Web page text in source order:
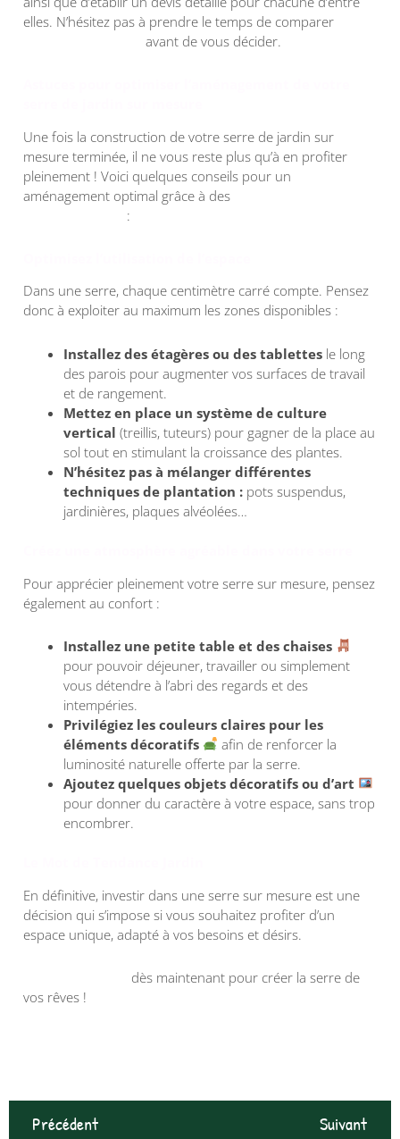
elles. N’hésitez pas à prendre le temps de comparer
avant de vous décider.
Une fois la construction de votre serre de jardin sur
mesure terminée, il ne vous reste plus qu’à en profiter
pleinement ! Voici quelques conseils pour un
aménagement optimal grâce à des
:
Dans une serre, chaque centimètre carré compte. Pensez
donc à exploiter au maximum les zones disponibles :
Installez des étagères ou des tablettes le long
des parois pour augmenter vos surfaces de travail
et de rangement.
Mettez en place un système de culture
vertical (treillis, tuteurs) pour gagner de la place au
sol tout en stimulant la croissance des plantes.
N’hésitez pas à mélanger différentes
techniques de plantation : pots suspendus,
jardinières, plaques alvéolées…
Pour apprécier pleinement votre serre sur mesure, pensez
également au confort :
Installez une petite table et des chaises
pour pouvoir déjeuner, travailler ou simplement
vous détendre à l’abri des regards et des
intempéries.
Privilégiez les couleurs claires pour les
éléments décoratifs
afin de renforcer la
luminosité naturelle offerte par la serre.
Ajoutez quelques objets décoratifs ou d’art
pour donner du caractère à votre espace, sans trop
encombrer.
En définitive, investir dans une serre sur mesure est une
décision qui s’impose si vous souhaitez profiter d’un
espace unique, adapté à vos besoins et désirs.
dès maintenant pour créer la serre de
vos rêves !
Précédent Suivant